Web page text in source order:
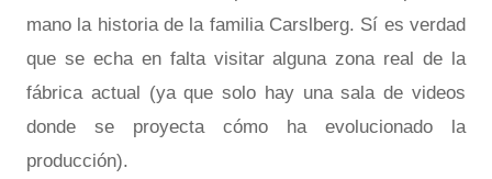
mano la historia de la familia Carslberg. Sí es verdad
que se echa en falta visitar alguna zona real de la
fábrica actual (ya que solo hay una sala de videos
donde se proyecta cómo ha evolucionado la
producción).